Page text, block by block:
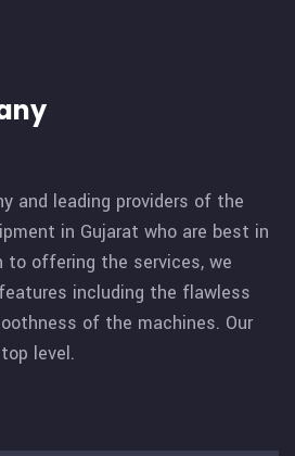
and leading providers of the
in Gujarat who are best in
to offering the services, we
including the flawless
of the machines. Our
level.